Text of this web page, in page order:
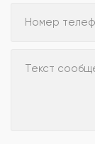
Номер
Текст